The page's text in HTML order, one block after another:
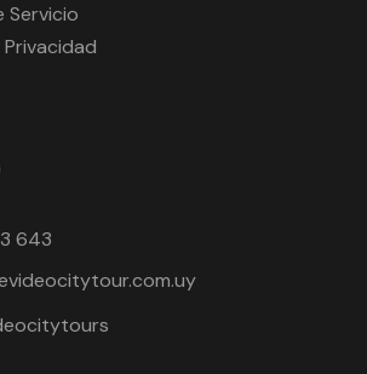
Servicio
643